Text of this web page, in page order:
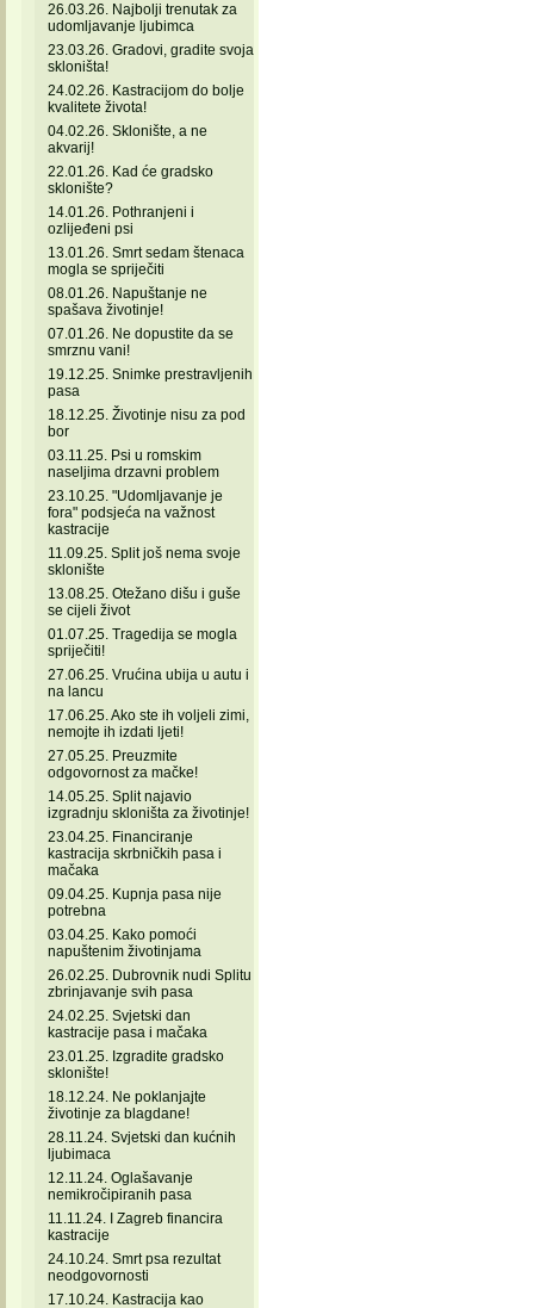
26.03.26. Najbolji trenutak za
udomljavanje ljubimca
23.03.26. Gradovi, gradite svoja
skloništa!
24.02.26. Kastracijom do bolje
kvalitete života!
04.02.26. Sklonište, a ne
akvarij!
22.01.26. Kad će gradsko
sklonište?
14.01.26. Pothranjeni i
ozlijeđeni psi
13.01.26. Smrt sedam štenaca
mogla se spriječiti
08.01.26. Napuštanje ne
spašava životinje!
07.01.26. Ne dopustite da se
smrznu vani!
19.12.25. Snimke prestravljenih
pasa
18.12.25. Životinje nisu za pod
bor
03.11.25. Psi u romskim
naseljima drzavni problem
23.10.25. "Udomljavanje je
fora" podsjeća na važnost
kastracije
11.09.25. Split još nema svoje
sklonište
13.08.25. Otežano dišu i guše
se cijeli život
01.07.25. Tragedija se mogla
spriječiti!
27.06.25. Vrućina ubija u autu i
na lancu
17.06.25. Ako ste ih voljeli zimi,
nemojte ih izdati ljeti!
27.05.25. Preuzmite
odgovornost za mačke!
14.05.25. Split najavio
izgradnju skloništa za životinje!
23.04.25. Financiranje
kastracija skrbničkih pasa i
mačaka
09.04.25. Kupnja pasa nije
potrebna
03.04.25. Kako pomoći
napuštenim životinjama
26.02.25. Dubrovnik nudi Splitu
zbrinjavanje svih pasa
24.02.25. Svjetski dan
kastracije pasa i mačaka
23.01.25. Izgradite gradsko
sklonište!
18.12.24. Ne poklanjajte
životinje za blagdane!
28.11.24. Svjetski dan kućnih
ljubimaca
12.11.24. Oglašavanje
nemikročipiranih pasa
11.11.24. I Zagreb financira
kastracije
24.10.24. Smrt psa rezultat
neodgovornosti
17.10.24. Kastracija kao